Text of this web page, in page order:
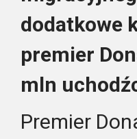
dodatkowe
premier
mln
Premier